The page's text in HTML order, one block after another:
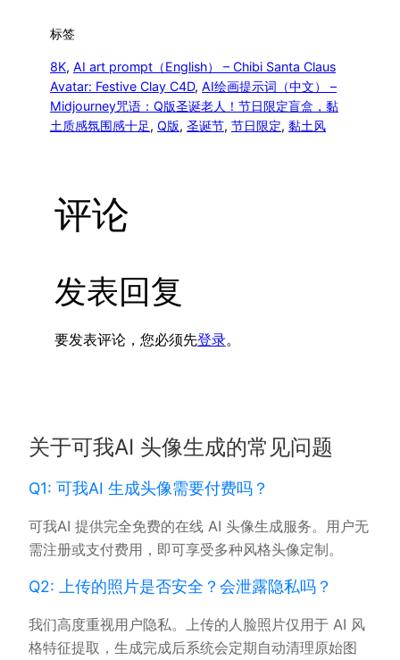
标签
8K, AI art prompt（English） – Chibi Santa Claus
Avatar: Festive Clay C4D, AI绘画提示词（中文） –
Midjourney咒语：Q版圣诞老人！节日限定盲盒，黏
土质感氛围感十足, Q版, 圣诞节, 节日限定, 黏土风
评论
发表回复
要发表评论，您必须先登录。
关于可我AI 头像生成的常见问题
Q1: 可我AI 生成头像需要付费吗？
可我AI 提供完全免费的在线 AI 头像生成服务。用户无
需注册或支付费用，即可享受多种风格头像定制。
Q2: 上传的照片是否安全？会泄露隐私吗？
我们高度重视用户隐私。上传的人脸照片仅用于 AI 风
格特征提取，生成完成后系统会定期自动清理原始图